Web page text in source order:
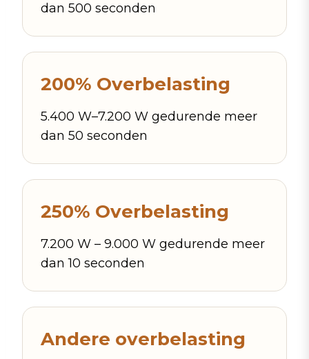
dan 500 seconden
200% Overbelasting
5.400 W–7.200 W gedurende meer
dan 50 seconden
250% Overbelasting
7.200 W – 9.000 W gedurende meer
dan 10 seconden
Andere overbelasting